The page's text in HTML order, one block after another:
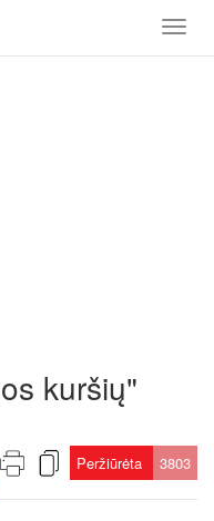
Toggle
kuršių"
Peržiūrėta 3803